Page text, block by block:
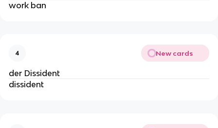
work ban
4 New cards
der Dissident
dissident